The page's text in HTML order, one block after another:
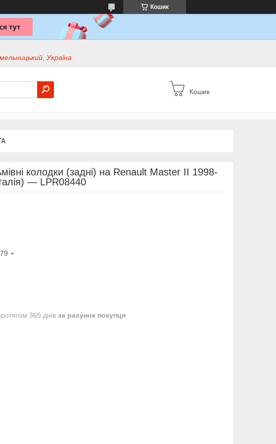
Кошик
Україна
Кошик
колодки (задні) на Renault Master II 1998-
— LPR08440
365 днів за рахунок покупця